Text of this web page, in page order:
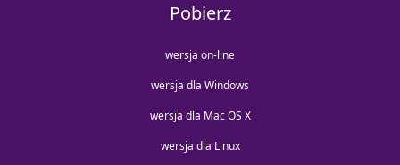
Pobierz
wersja on-line
wersja dla Windows
wersja dla Mac OS X
wersja dla Linux